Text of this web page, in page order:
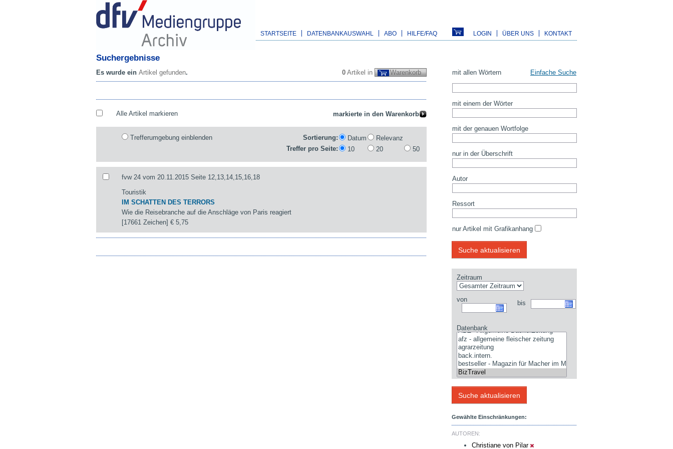
STARTSEITE DATENBANKAUSWAHL ABO HILFE/FAQ LOGIN ÜBER UNS KONTAKT
Suchergebnisse
0 Artikel in Warenkorb
Es wurde ein Artikel gefunden.
Alle Artikel markieren
Trefferumgebung einblenden Sortierung: Datum
Relevanz
Treffer pro Seite:
10 20 50
fvw 24 vom 20.11.2015 Seite 12,13,14,15,16,18
Touristik
IM SCHATTEN DES TERRORS
Wie die Reisebranche auf die Anschläge von Paris reagiert
[17661 Zeichen]€ 5,75
mit allen Wörtern Einfache Suche
mit einem der Wörter
mit der genauen Wortfolge
nur in der Überschrift
Autor
Ressort
nur Artikel mit Grafikanhang
Zeitraum
von bis
Datenbank
Gewählte Einschränkungen:
AUTOREN:
Christiane von Pilar